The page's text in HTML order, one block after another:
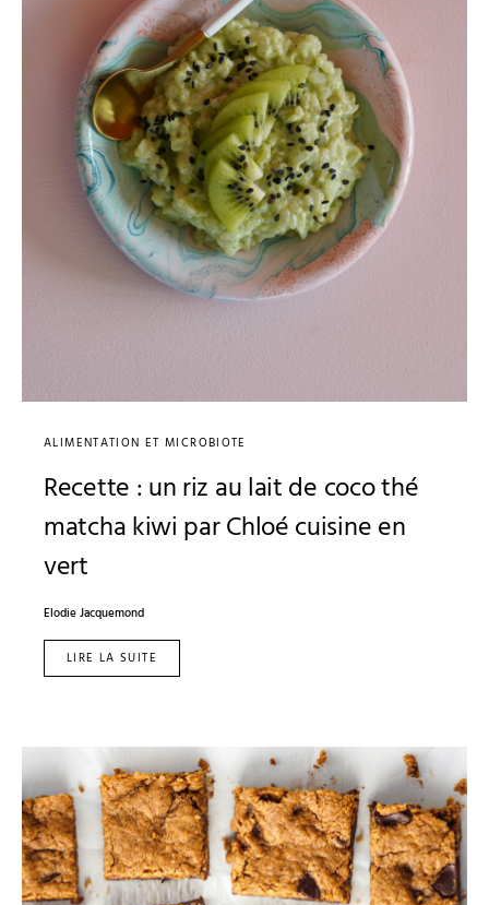
ALIMENTATION ET MICROBIOTE
Recette : un riz au lait de coco thé
matcha kiwi par Chloé cuisine en
vert
Elodie Jacquemond
LIRE LA SUITE